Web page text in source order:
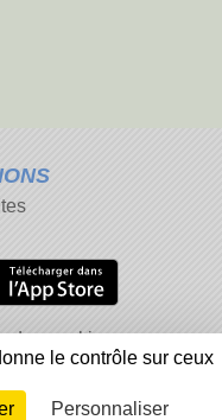
des cookies
contenu inapproprié
Connexion
le contrôle sur ceux
Personnaliser